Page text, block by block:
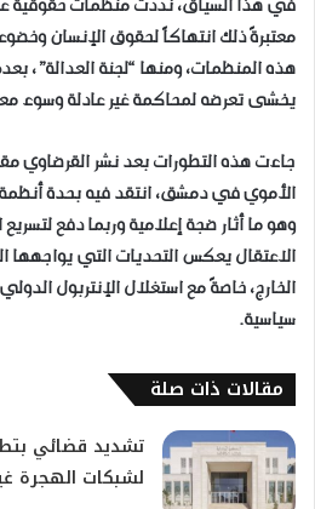
في هذا السياق، نددت منظمات حقوقية
معتبرةً ذلك انتهاكاً لحقوق الإنسان
هذه المنظمات، ومنها “لجنة العدالة”،
يخشى تعرضه لمحاكمة غير عادلة وسوء
جاءت هذه التطورات بعد نشر القرضاوي
الأموي في دمشق، انتقد فيه بحدة أنظمة
وهو ما أثار ضجة إعلامية وربما دفع
الاعتقال يعكس التحديات التي يواجهها
الخارج، خاصةً مع استغلال الإنتربول
سياسية.
مقالات ذات صلة
تشديد قضائي
لشبكات الهجرة